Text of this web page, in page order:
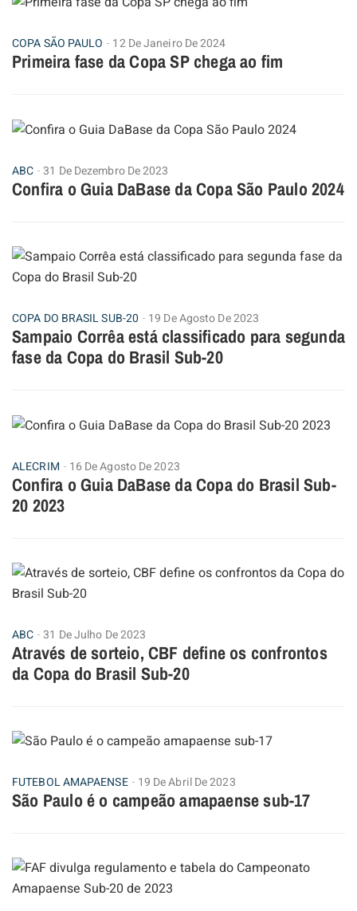
COPA SÃO PAULO 12 De Janeiro De 2024
Primeira fase da Copa SP chega ao fim
ABC 31 De Dezembro De 2023
Confira o Guia DaBase da Copa São Paulo 2024
COPA DO BRASIL SUB-20 19 De Agosto De 2023
Sampaio Corrêa está classificado para segunda
fase da Copa do Brasil Sub-20
ALECRIM 16 De Agosto De 2023
Confira o Guia DaBase da Copa do Brasil Sub-
20 2023
ABC 31 De Julho De 2023
Através de sorteio, CBF define os confrontos
da Copa do Brasil Sub-20
FUTEBOL AMAPAENSE 19 De Abril De 2023
São Paulo é o campeão amapaense sub-17